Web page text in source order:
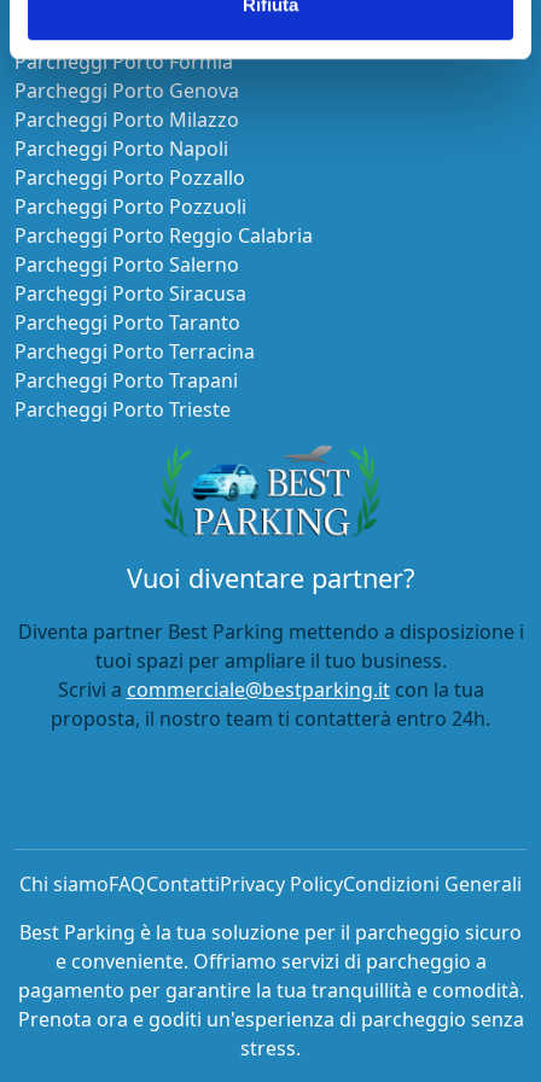
Rifiuta
Parcheggi Porto Civitavecchia
Parcheggi Porto Formia
Parcheggi Porto Genova
Parcheggi Porto Milazzo
Parcheggi Porto Napoli
Parcheggi Porto Pozzallo
Parcheggi Porto Pozzuoli
Parcheggi Porto Reggio Calabria
Parcheggi Porto Salerno
Parcheggi Porto Siracusa
Parcheggi Porto Taranto
Parcheggi Porto Terracina
Parcheggi Porto Trapani
Parcheggi Porto Trieste
Vuoi diventare partner?
Diventa partner Best Parking mettendo a disposizione i
tuoi spazi per ampliare il tuo business.
Scrivi a commerciale@bestparking.itcon la tua
proposta, il nostro team ti contatterà entro 24h.
Chi siamoFAQContattiPrivacy PolicyCondizioni Generali
Best Parking è la tua soluzione per il parcheggio sicuro
e conveniente. Offriamo servizi di parcheggio a
pagamento per garantire la tua tranquillità e comodità.
Prenota ora e goditi un'esperienza di parcheggio senza
stress.